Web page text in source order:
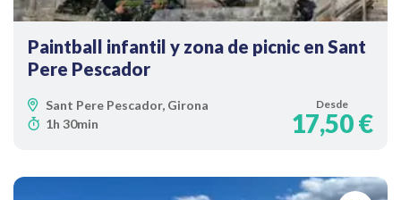
Paintball infantil y zona de picnic en Sant
Pere Pescador
Sant Pere Pescador, Girona
1h 30min
Desde
17,50 €